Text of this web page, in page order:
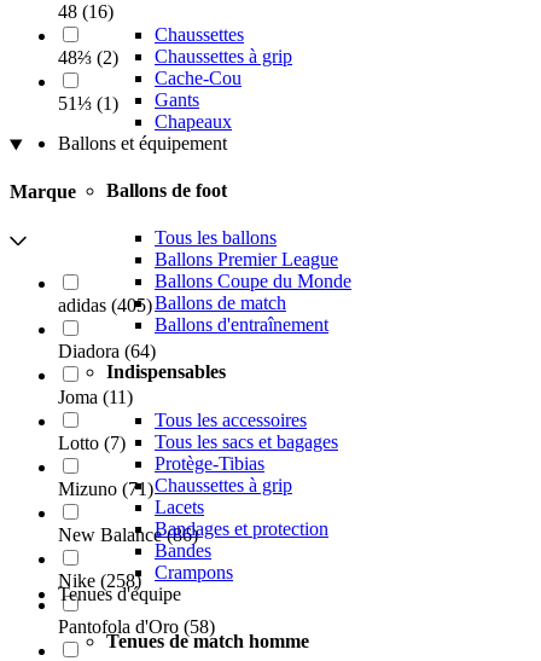
Chaussettes
Chaussettes à grip
Cache-Cou
Gants
Chapeaux
Ballons et équipement
Ballons de foot
Tous les ballons
Ballons Premier League
Ballons Coupe du Monde
Ballons de match
Ballons d'entraînement
Indispensables
Tous les accessoires
Tous les sacs et bagages
Protège-Tibias
Chaussettes à grip
Lacets
Bandages et protection
Bandes
Crampons
Tenues d'équipe
Tenues de match homme
48 (16)
48⅔ (2)
51⅓ (1)
Marque
adidas (405)
Diadora (64)
Joma (11)
Lotto (7)
Mizuno (71)
New Balance (86)
Nike (258)
Pantofola d'Oro (58)